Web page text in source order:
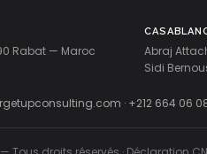
Rabat — Maroc
Abraj
Sidi
· +212 664 06